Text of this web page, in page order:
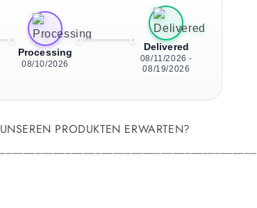
Processing
08/10/2026
Delivered
08/11/2026 -
08/19/2026
PRODUKTEN ERWARTEN?